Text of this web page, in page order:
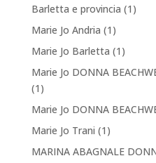
Barletta e provincia (1)
Marie Jo Andria (1)
Marie Jo Barletta (1)
Marie Jo DONNA
(1)
Marie Jo DONNA
Marie Jo Trani (1)
MARINA ABAGNALE